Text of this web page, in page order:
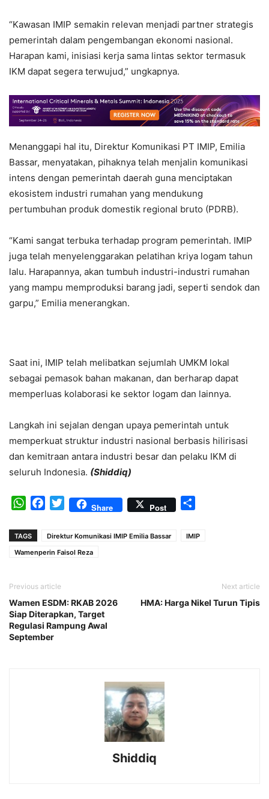
“Kawasan IMIP semakin relevan menjadi partner strategis
pemerintah dalam pengembangan ekonomi nasional.
Harapan kami, inisiasi kerja sama lintas sektor termasuk
IKM dapat segera terwujud,” ungkapnya.
Menanggapi hal itu, Direktur Komunikasi PT IMIP, Emilia
Bassar, menyatakan, pihaknya telah menjalin komunikasi
intens dengan pemerintah daerah guna menciptakan
ekosistem industri rumahan yang mendukung
pertumbuhan produk domestik regional bruto (PDRB).
“Kami sangat terbuka terhadap program pemerintah. IMIP
juga telah menyelenggarakan pelatihan kriya logam tahun
lalu. Harapannya, akan tumbuh industri-industri rumahan
yang mampu memproduksi barang jadi, seperti sendok dan
garpu,” Emilia menerangkan.
Saat ini, IMIP telah melibatkan sejumlah UMKM lokal
sebagai pemasok bahan makanan, dan berharap dapat
memperluas kolaborasi ke sektor logam dan lainnya.
Langkah ini sejalan dengan upaya pemerintah untuk
memperkuat struktur industri nasional berbasis hilirisasi
dan kemitraan antara industri besar dan pelaku IKM di
seluruh Indonesia. (Shiddiq)
WhatsAppFacebook
TwitterShare Post
TAGS Direktur Komunikasi IMIP Emilia Bassar
IMIP
Wamenperin Faisol Reza
Previous article
Wamen ESDM: RKAB 2026
Siap Diterapkan, Target
Regulasi Rampung Awal
September
Next article
HMA: Harga Nikel Turun Tipis
Shiddiq